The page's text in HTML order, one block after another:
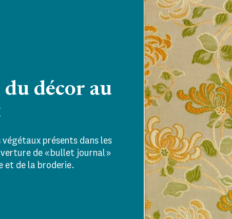
du décor au
présents dans les
de « bullet journal »
et de la broderie.